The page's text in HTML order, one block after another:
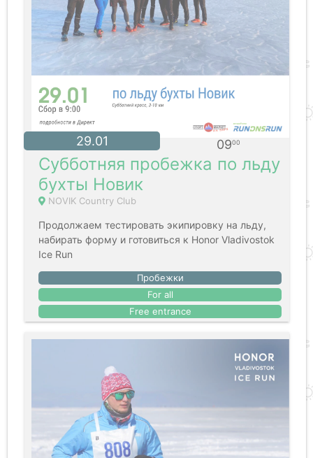
29.01 0900
Субботняя пробежка по льду
бухты Новик
NOVIK Country Club
Продолжаем тестировать экипировку на льду,
набирать форму и готовиться к Honor Vladivostok
Ice Run
Пробежки
For all
Free entrance